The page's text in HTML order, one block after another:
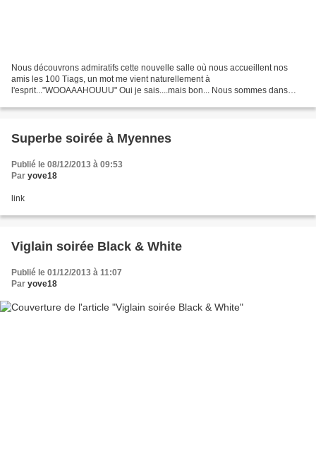
Nous découvrons admiratifs cette nouvelle salle où nous accueillent nos
amis les 100 Tiags, un mot me vient naturellement à
l'esprit..."WOOAAAHOUUU" Oui je sais....mais bon... Nous sommes dans
Superbe soirée à Myennes
Publié le 08/12/2013 à 09:53
Par yove18
link
Viglain soirée Black & White
Publié le 01/12/2013 à 11:07
Par yove18